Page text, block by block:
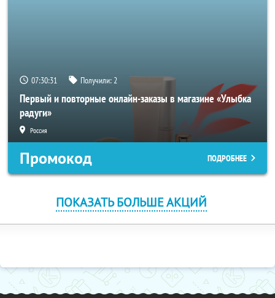
07:30:31 Получили:2
Первый и повторные онлайн-заказы в магазине «Улыбка
радуги»
Россия
Промокод ПОДРОБНЕЕ
ПОКАЗАТЬ БОЛЬШЕ АКЦИЙ